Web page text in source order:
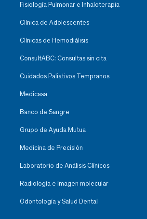
Fisiología Pulmonar e Inhaloterapia
Clínica de Adolescentes
Clínicas de Hemodiálisis
ConsultABC: Consultas sin cita
Cuidados Paliativos Tempranos
Medicasa
Banco de Sangre
Grupo de Ayuda Mutua
Medicina de Precisión
Laboratorio de Análisis Clínicos
Radiología e Imagen molecular
Odontología y Salud Dental